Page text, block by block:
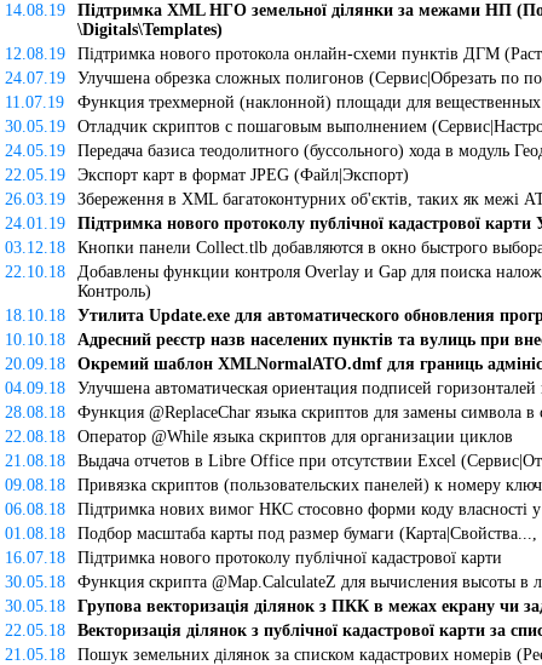
14.08.19
Підтримка XML НГО земельної ділянки за межами НП
\Digitals\Templates)
12.08.19
Підтримка нового протокола онлайн-схеми пунктів ДГМ
24.07.19
Улучшена обрезка сложных полигонов (Сервис|Обрезать по
11.07.19
Функция трехмерной (наклонной) площади для
30.05.19
Отладчик скриптов с пошаговым выполнением
24.05.19
Передача базиса теодолитного (буссольного) хода в модуль
22.05.19
Экспорт карт в формат JPEG (Файл|Экспорт)
26.03.19
Збереження в XML багатоконтурних об'єктів, таких як межі
24.01.19
Підтримка нового протоколу публічної кадастрової
03.12.18
Кнопки панели Collect.tlb добавляются в окно быстрого
22.10.18
Добавлены функции контроля Overlay и Gap для поиска
Контроль)
18.10.18
Утилита Update.exe для автоматического обновления
10.10.18
Адресний реєстр назв населених пунктів та вулиць при
20.09.18
Окремий шаблон XMLNormalATO.dmf для границь
04.09.18
Улучшена автоматическая ориентация подписей
28.08.18
Функция @ReplaceChar языка скриптов для замены символа в
22.08.18
Оператор @While языка скриптов для организации циклов
21.08.18
Выдача отчетов в Libre Office при отсутствии Excel
09.08.18
Привязка скриптов (пользовательских панелей) к номеру
06.08.18
Підтримка нових вимог НКС стосовно форми коду власності
01.08.18
Подбор масштаба карты под размер бумаги
16.07.18
Підтримка нового протоколу публічної кадастрової карти
30.05.18
Функция скрипта @Map.CalculateZ для вычисления высоты в
30.05.18
Групова векторизація ділянок з ПКК в межах екрану чи
22.05.18
Векторизація ділянок з публічної кадастрової карти за
21.05.18
Пошук земельних ділянок за списком кадастрових номерів